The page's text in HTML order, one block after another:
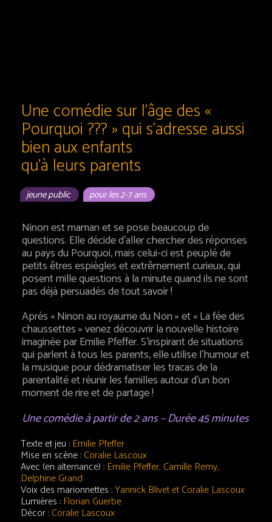
Une comédie sur l’âge des «
Pourquoi ??? » qui s’adresse aussi
bien aux enfants
qu’à leurs parents
jeune public pour les 2-7 ans
Ninon est maman et se pose beaucoup de
questions. Elle décide d’aller chercher des réponses
au pays du Pourquoi, mais celui-ci est peuplé de
petits êtres espiègles et extrêmement curieux, qui
posent mille questions à la minute quand ils ne sont
pas déjà persuadés de tout savoir !
Après « Ninon au royaume du Non » et « La fée des
chaussettes » venez découvrir la nouvelle histoire
imaginée par Emilie Pfeffer. S’inspirant de situations
qui parlent à tous les parents, elle utilise l’humour et
la musique pour dédramatiser les tracas de la
parentalité et réunir les familles autour d’un bon
moment de rire et de partage !
Une comédie à partir de 2 ans –Durée 45 minutes
Texte et jeu : Emilie Pfeffer
Mise en scène :Coralie Lascoux
Avec (en alternance) : Emilie Pfeffer, Camille Remy,
Delphine Grand
Voix des marionnettes :Yannick Blivet et Coralie Lascoux
Lumières : Florian Guerbe
Décor :Coralie Lascoux